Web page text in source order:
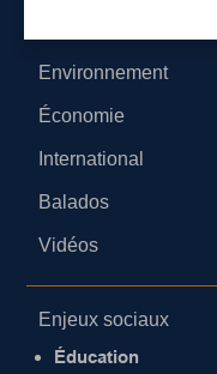
Environnement
Économie
International
Balados
Vidéos
Enjeux sociaux
Éducation